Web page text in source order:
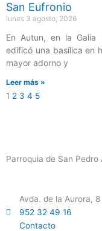
San Eufronio
lunes 3 agosto, 2026
En Autun, en la Galia
edificó una basílica en
mayor adorno y
Leer más »
1 2 3 4 5
Parroquia de San Pedro
Avda. de la Aurora,
952 32 49 16
Contacto